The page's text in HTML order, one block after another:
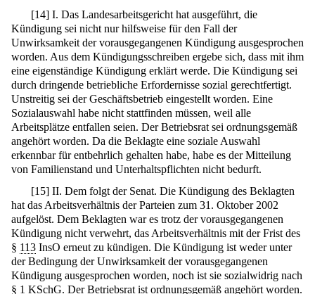
[14] I. Das Landesarbeitsgericht hat ausgeführt, die
Kündigung sei nicht nur hilfsweise für den Fall der
Unwirksamkeit der vorausgegangenen Kündigung ausgesprochen
worden. Aus dem Kündigungsschreiben ergebe sich, dass mit ihm
eine eigenständige Kündigung erklärt werde. Die Kündigung sei
durch dringende betriebliche Erfordernisse sozial gerechtfertigt.
Unstreitig sei der Geschäftsbetrieb eingestellt worden. Eine
Sozialauswahl habe nicht stattfinden müssen, weil alle
Arbeitsplätze entfallen seien. Der Betriebsrat sei ordnungsgemäß
angehört worden. Da die Beklagte eine soziale Auswahl
erkennbar für entbehrlich gehalten habe, habe es der Mitteilung
von Familienstand und Unterhaltspflichten nicht bedurft.
[15] II. Dem folgt der Senat. Die Kündigung des Beklagten
hat das Arbeitsverhältnis der Parteien zum 31. Oktober 2002
aufgelöst. Dem Beklagten war es trotz der vorausgegangenen
Kündigung nicht verwehrt, das Arbeitsverhältnis mit der Frist des
§ 113 InsO erneut zu kündigen. Die Kündigung ist weder unter
der Bedingung der Unwirksamkeit der vorausgegangenen
Kündigung ausgesprochen worden, noch ist sie sozialwidrig nach
§ 1 KSchG. Der Betriebsrat ist ordnungsgemäß angehört worden.